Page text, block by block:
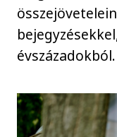
évszázadokból.